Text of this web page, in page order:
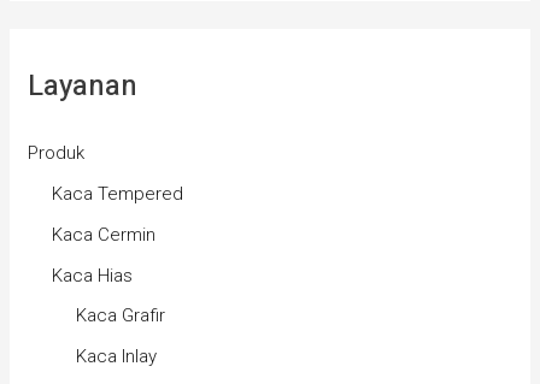
Layanan
Produk
Kaca Tempered
Kaca Cermin
Kaca Hias
Kaca Grafir
Kaca Inlay